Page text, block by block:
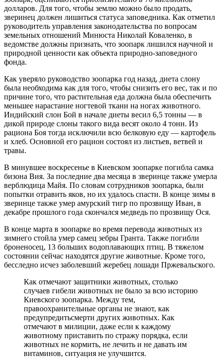
долларов. Для того, чтобы землю можно было продать,
зверинец должен лишиться статуса заповедника. Как отметил
руководитель управления законодательства по вопросам
земельных отношений Минюста Николай Коваленко, в
ведомстве должны признать, что зоопарк лишился научной и
природной ценности как объекта природно-заповедного
фонда.
Как уверяло руководство зоопарка год назад, диета слону
была необходима как для того, чтобы снизить его вес, так и по
причине того, что растительная еда должна была обеспечить
меньшее нарастание ногтевой ткани на ногах животного.
Индийский слон Бой в начале диеты весил 6,5 тонны — в
дикой природе слоны такого вида весят около 4 тонн. Из
рациона Боя тогда исключили всю белковую еду — картофель
и хлеб. Основной его рацион состоял из листьев, ветвей и
травы.
В минувшее воскресенье в Киевском зоопарке погибла самка
бизона Вия. За последние два месяца в зверинце также умерла
верблюдица Майя. По словам сотрудников зоопарка, были
попытки отравить яков, но их удалось спасти. В конце зимы в
зверинце также умер амурский тигр по прозвищу Иван, в
декабре прошлого года скончался медведь по прозвищу Ося.
В конце марта в зоопарке во время перевода животных из
зимнего стойла умер самец зебры Гранта. Также погибли
броненосец, 13 больших водоплавающих птиц. В тяжелом
состоянии сейчас находятся другие животные. Кроме того,
бесследно исчез заболевший жеребец лошади Пржевальского.
Как отмечают защитники животных, столько
случаев гибели животных не было за всю историю
Киевского зоопарка. Между тем,
правоохранительные органы не знают, как
предупредитьсмерти других животных. Как
отмечают в милиции, даже если к каждому
животному приставить по стражу порядка, если
животных не кормить, не лечить и не давать им
витаминов, ситуация не улучшится.